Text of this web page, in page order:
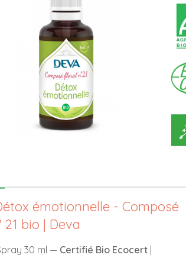
émotionnelle - Composé
21 bio | Deva
30 ml — Certifié Bio Ecocert